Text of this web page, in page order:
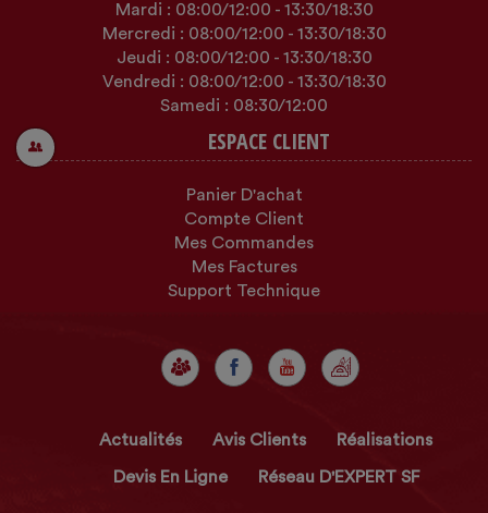
Mardi : 08:00/12:00 - 13:30/18:30
Mercredi : 08:00/12:00 - 13:30/18:30
Jeudi : 08:00/12:00 - 13:30/18:30
Vendredi : 08:00/12:00 - 13:30/18:30
Samedi : 08:30/12:00
ESPACE CLIENT
Panier D'achat
Compte Client
Mes Commandes
Mes Factures
Support Technique
Actualités Avis Clients Réalisations
Devis En Ligne Réseau D'EXPERT SF